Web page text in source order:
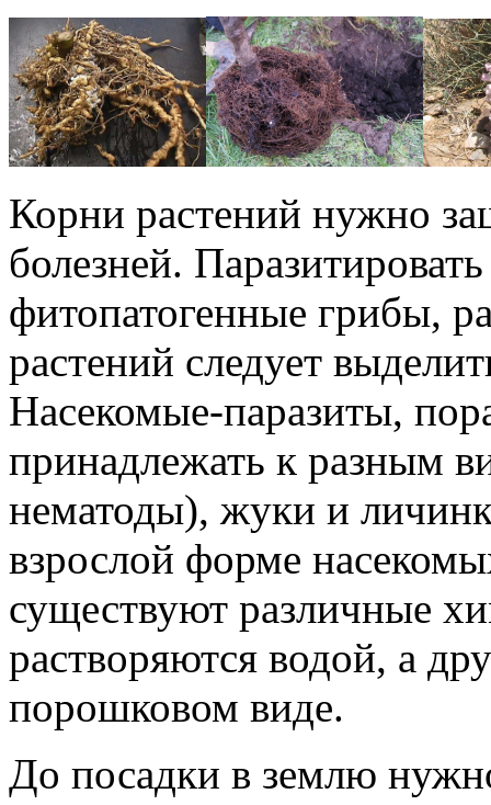
Корни растений нужно
болезней.
фитопатогенные грибы,
растений следует
Насекомые-паразиты,
принадлежать к разным
нематоды), жуки и
взрослой форме
существуют различные
растворяются водой, а
порошковом виде.
До посадки в землю